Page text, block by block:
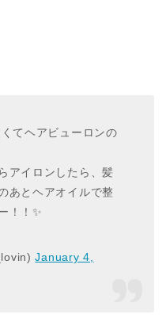
てヘアビューロンの
アイロンしたら、髪
あとヘアオイルで整
！！✨
January 4,